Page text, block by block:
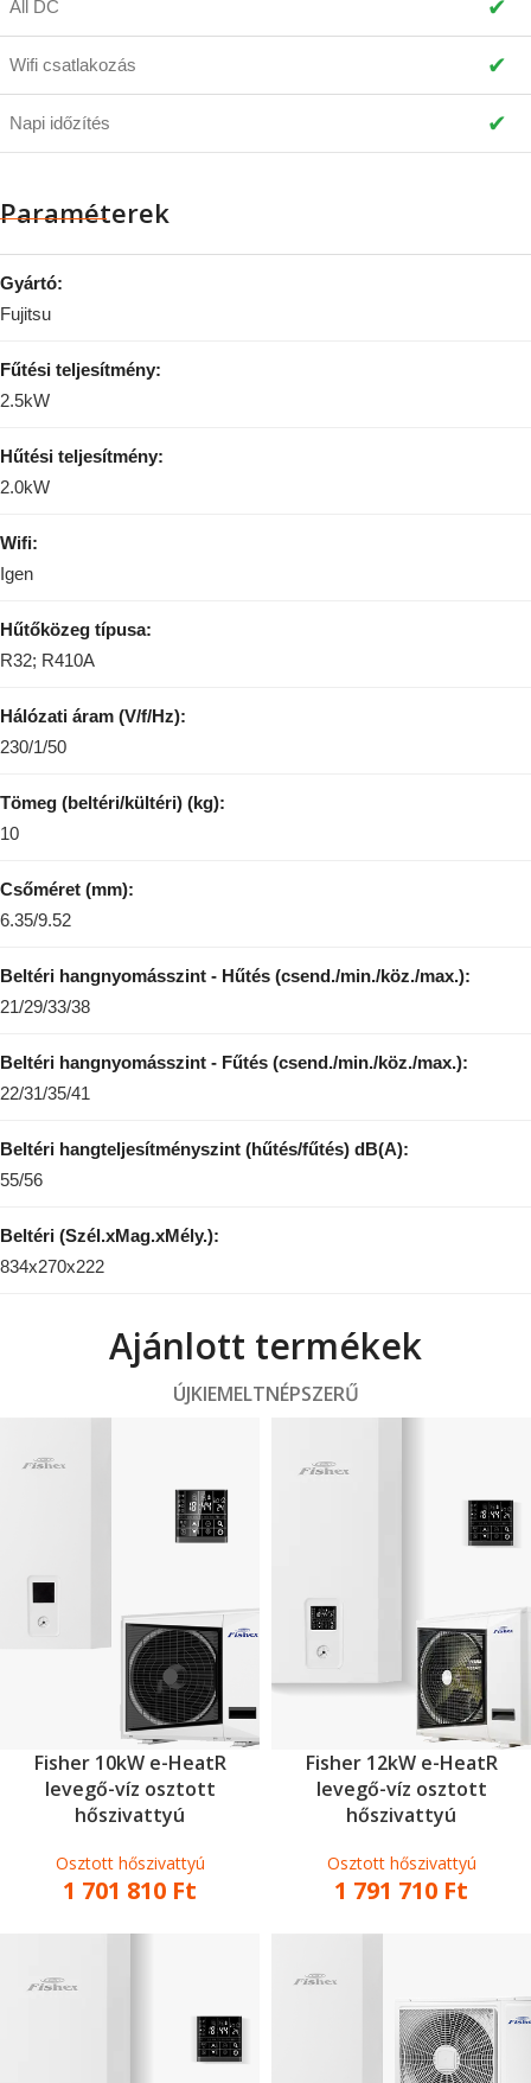
All DC ✔
Wifi csatlakozás ✔
Napi időzítés ✔
Paraméterek
Gyártó:
Fujitsu
Fűtési teljesítmény:
2.5kW
Hűtési teljesítmény:
2.0kW
Wifi:
Igen
Hűtőközeg típusa:
R32; R410A
Hálózati áram (V/f/Hz):
230/1/50
Tömeg (beltéri/kültéri) (kg):
10
Csőméret (mm):
6.35/9.52
Beltéri hangnyomásszint - Hűtés (csend./min./köz./max.):
21/29/33/38
Beltéri hangnyomásszint - Fűtés (csend./min./köz./max.):
22/31/35/41
Beltéri hangteljesítményszint (hűtés/fűtés) dB(A):
55/56
Beltéri (Szél.xMag.xMély.):
834x270x222
Ajánlott termékek
ÚJKIEMELTNÉPSZERŰ
Fisher 10kW e-HeatR
levegő-víz osztott
hőszivattyú
Osztott hőszivattyú
1 701 810 Ft
Fisher 12kW e-HeatR
levegő-víz osztott
hőszivattyú
Osztott hőszivattyú
1 791 710 Ft